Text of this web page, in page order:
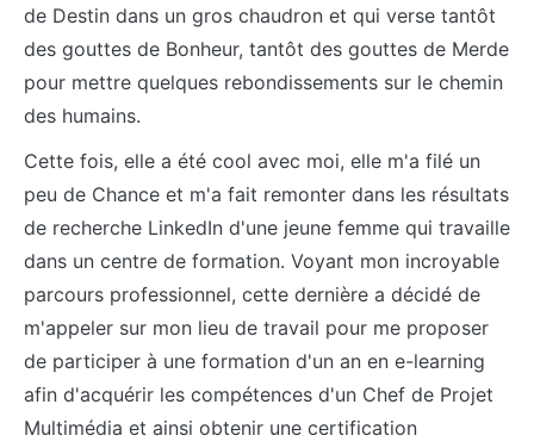
de Destin dans un gros chaudron et qui verse tantôt
des gouttes de Bonheur, tantôt des gouttes de Merde
pour mettre quelques rebondissements sur le chemin
des humains.
Cette fois, elle a été cool avec moi, elle m'a filé un
peu de Chance et m'a fait remonter dans les résultats
de recherche LinkedIn d'une jeune femme qui travaille
dans un centre de formation. Voyant mon incroyable
parcours professionnel, cette dernière a décidé de
m'appeler sur mon lieu de travail pour me proposer
de participer à une formation d'un an en e-learning
afin d'acquérir les compétences d'un Chef de Projet
Multimédia et ainsi obtenir une certification